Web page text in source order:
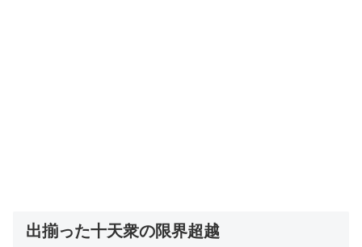
出揃った十天衆の限界超越